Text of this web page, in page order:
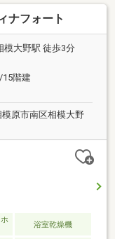
POINT▽・食器洗
を抑えられま
有・AED完備・電
有）
ナフォート
模大野駅 徒歩3分
階建
原市南区相模大野
浴室乾燥機